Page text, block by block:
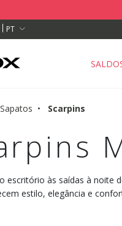
PT
Sapatos Scarpins
escritório às saídas à noite
estilo, elegância e